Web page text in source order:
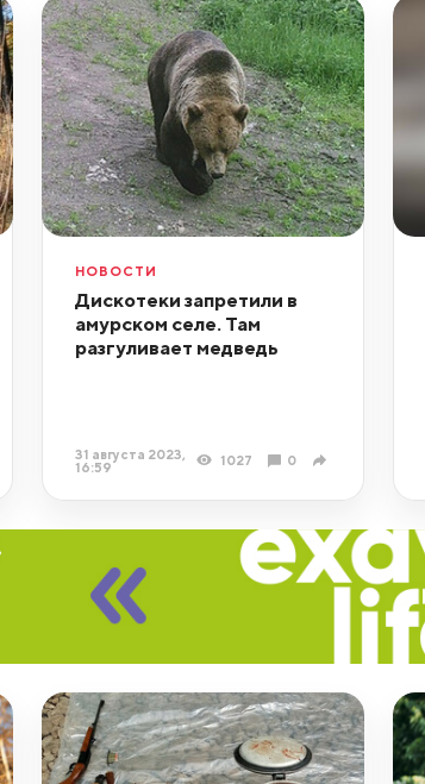
НОВОСТИ
Дискотеки запретили в
амурском селе. Там
разгуливает медведь
31 августа 2023,
16:59
1027 0